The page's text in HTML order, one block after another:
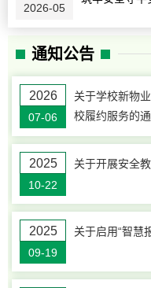
2026-05
通知公告
2026
07-06
关于学校新物
校履约服务的
2025
10-22
关于开展安全
2025
09-19
关于启用“智慧